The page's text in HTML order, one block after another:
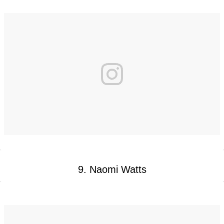
9. Naomi Watts